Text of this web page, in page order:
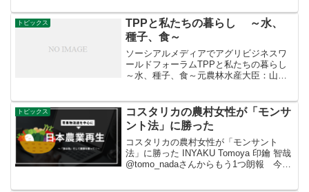
瓜」などの別名があります。その名のと
おり、カボチャの仲間です...
トピックス
TPPと私たちの暮らし ～水、
種子、食～
ソーシアルメディアでアグリビジネスワ
ールドフォーラムTPPと私たちの暮らし
～水、種子、食～元農林水産大臣：山田
トピックス
コスタリカの農村女性が「モンサ
ント法」に勝った
コスタリカの農村女性が「モンサント
法」に勝った INYAKU Tomoya 印鑰 智哉
@tomo_nadaさんからもう1つ朗報 今度